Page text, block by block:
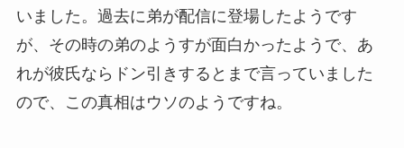
いました。過去に弟が配信に登場したようです
が、その時の弟のようすが面白かったようで、あ
れが彼氏ならドン引き するとまで言っていました
ので、この真相はウソのようですね。